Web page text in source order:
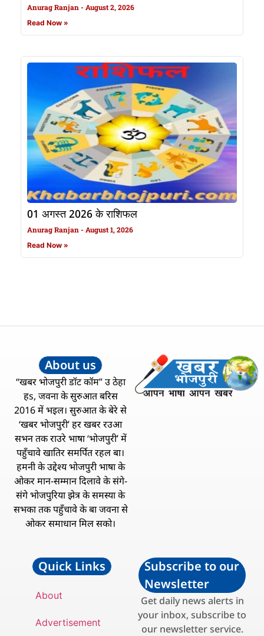
Anurag Ranjan August 2, 2026
Read Now »
01 अगस्त 2026 के राशिफल
Anurag Ranjan August 1, 2026
Read Now »
About us
“खबर भोजपुरी डॉट कॉम” उ ठेहा
हs, जवना के सुरुआत बरिस
2016 में भइल। सुरुआत के बेरे से
‘खबर भोजपुरी’ हर खबर रउआ
सभन तक राउरे भाषा ‘भोजपुरी’ में
पहुँचावे खातिर समर्पित रहल बा।
हमनी के उद्देश्य भोजपुरी भाषा के
ओकर मान-सम्मान दिलावे के संगे-
संगे भोजपुरिया झेत्र के समस्या के
सभका तक पहुँचावे के बा जवना से
ओकर समाधान मिल सको।
Quick Links
About
Advertisement
Subscribe to our
Newsletter
Get daily news alerts in
your inbox, subscribe to
our newsletter service.